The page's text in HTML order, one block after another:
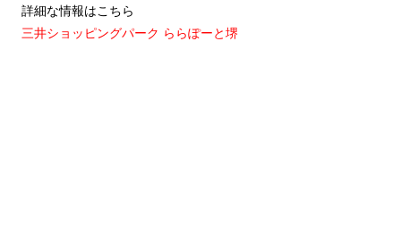
詳細な情報はこちら
三井ショッピングパーク ららぽーと堺